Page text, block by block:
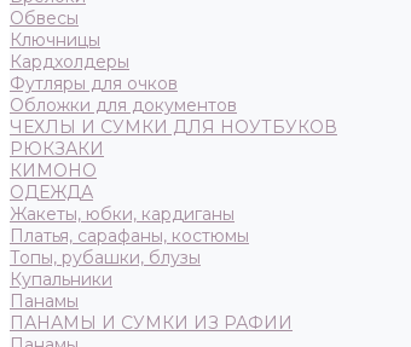
Обвесы
Ключницы
Кардхолдеры
Футляры для очков
Обложки для документов
ЧЕХЛЫ И СУМКИ ДЛЯ НОУТБУКОВ
РЮКЗАКИ
КИМОНО
ОДЕЖДА
Жакеты, юбки, кардиганы
Платья, сарафаны, костюмы
Топы, рубашки, блузы
Купальники
Панамы
ПАНАМЫ И СУМКИ ИЗ РАФИИ